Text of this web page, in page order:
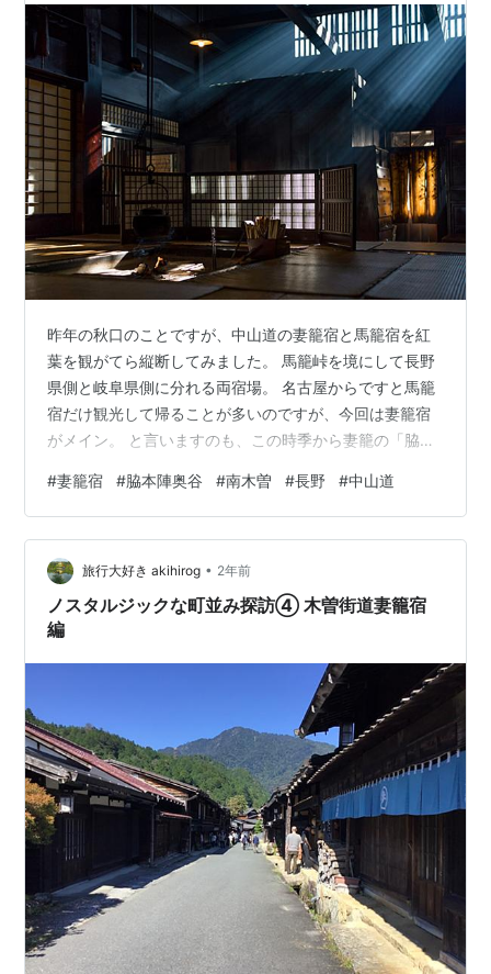
昨年の秋口のことですが、中山道の妻籠宿と馬籠宿を紅
葉を観がてら縦断してみました。 馬籠峠を境にして長野
県側と岐阜県側に分れる両宿場。 名古屋からですと馬籠
宿だけ観光して帰ることが多いのですが、今回は妻籠宿
がメイン。 と言いますのも、この時季から妻籠の「脇本
てみたくなりまして。 隣の馬籠宿と比べると飲食店も少
なめで落ち着いた雰囲気の妻籠宿。 重装備なトレッキン
グ姿の観光客も多く見かけました。 外敵の侵入を防ぐた
め、宿場の出入口に必ず設けられた「桝形」 クランク状
に直角に折れた街道も見どころです。 そしてこちらが今
回の目的地「脇本陣奥谷・林家住宅（…
#妻籠宿 #脇本陣奥谷 #南木曽 #長野 #中山道
旅行大好き akihirog • 2年前
ノスタルジックな町並み探訪④ 木曽街道妻籠宿
編